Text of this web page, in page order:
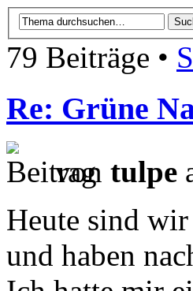
79 Beiträge •
Re: Grüne
von tulpe
Heute sind
und haben